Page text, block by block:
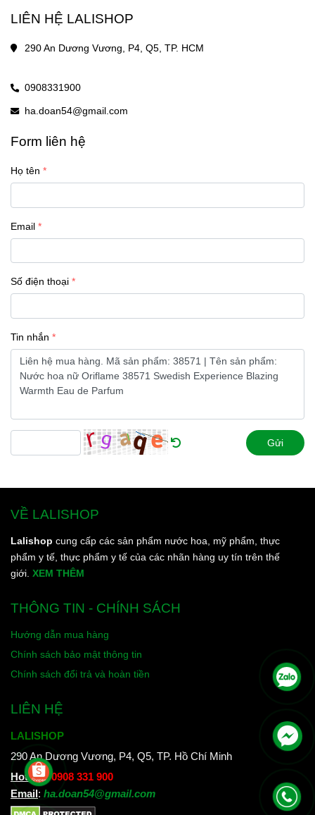
LIÊN HỆ LALISHOP
290 An Dương Vương, P4, Q5, TP. HCM
0908331900
ha.doan54@gmail.com
Form liên hệ
Họ tên
Email
Số điện thoại
Tin nhắn
Gửi
VỀ LALISHOP
Lalishop cung cấp các sản phẩm nước hoa, mỹ phẩm, thực
phẩm y tế, thực phẩm y tế của các nhãn hàng uy tín trên thế
giới. XEM THÊM
THÔNG TIN - CHÍNH SÁCH
Hướng dẫn mua hàng
Chính sách bảo mật thông tin
Chính sách đổi trả và hoàn tiền
LIÊN HỆ
LALISHOP
290 An Dương Vương, P4, Q5, TP. Hồ Chí Minh
Hotline: 0908 331 900
Email: ha.doan54@gmail.com